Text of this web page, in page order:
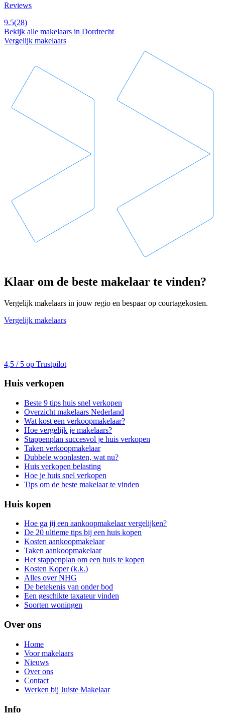
Reviews
9.5(28)
Bekijk alle makelaars in Dordrecht
Vergelijk makelaars
Klaar om de beste makelaar te vinden?
Vergelijk makelaars in jouw regio en bespaar op courtagekosten.
Vergelijk makelaars
4,5 / 5 op Trustpilot
Huis verkopen
Beste 9 tips huis snel verkopen
Overzicht makelaars Nederland
Wat kost een verkoopmakelaar?
Hoe vergelijk je makelaars?
Stappenplan succesvol je huis verkopen
Taken verkoopmakelaar
Dubbele woonlasten, wat nu?
Huis verkopen belasting
Hoe je huis snel verkopen
Tips om de beste makelaar te vinden
Huis kopen
Hoe ga jij een aankoopmakelaar vergelijken?
De 20 ultieme tips bij een huis kopen
Kosten aankoopmakelaar
Taken aankoopmakelaar
Het stappenplan om een huis te kopen
Kosten Koper (k.k.)
Alles over NHG
De betekenis van onder bod
Een geschikte taxateur vinden
Soorten woningen
Over ons
Home
Voor makelaars
Nieuws
Over ons
Contact
Werken bij Juiste Makelaar
Info